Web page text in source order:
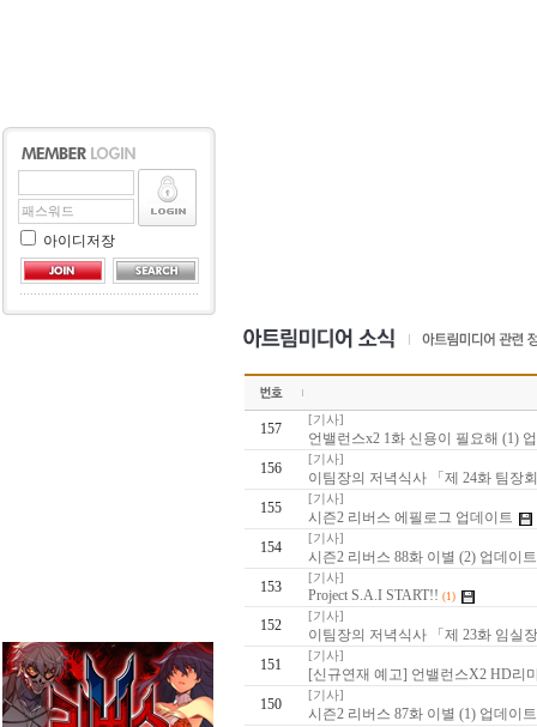
아이디저장
157
[기사]
언밸런스x2 1화 신용이 필요해 (1)
156
[기사]
이팀장의 저녁식사 「제 24화 팀장
155
[기사]
시즌2 리버스 에필로그 업데이트
154
[기사]
시즌2 리버스 88화 이별 (2) 업데이트
153
[기사]
Project S.A.I START!! (1)
152
[기사]
이팀장의 저녁식사 「제 23화 임실
151
[기사]
[신규연재 예고] 언밸런스X2 HD리
150
[기사]
시즌2 리버스 87화 이별 (1) 업데이트